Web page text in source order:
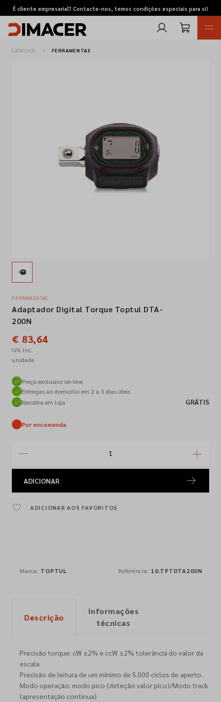
É cliente empresarial? Contacte-nos, temos condições especiais para si!
Pedidos de cotação
Contactos
Siga-nos nas redes sociais
CATÁLOGO FERRAMENTAS
FERRAMENTAS
Adaptador Digital Torque Toptul DTA-
200N
€ 83,64
IVA inc.
unidade
Preço exclusivo on-line
Entregas ao domicílio em 2 a 3 dias úteis
Recolha em loja
GRÁTIS
Por encomenda
ADICIONAR
ADICIONAR AOS FAVORITOS
Marca: TOPTUL Referência: 10.TPTDTA200N
Descrição
Informações
técnicas
Precisão torque: cW ±2% e ccW ±2% tolerância do valor da
escala
Precisão de leitura de um mínimo de 5.000 ciclos de aperto.
Modo operação: modo pico (deteção valor pico)/Modo track
(apresentação contínua)